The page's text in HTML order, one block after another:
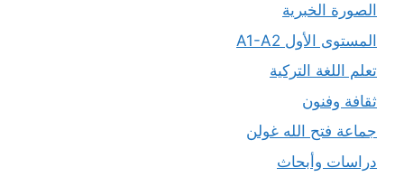
الصورة الخبرية
المستوى الأول A1-A2
تعلم اللغة التركية
ثقافة وفنون
جماعة فتح الله غولن
دراسات وأبحاث